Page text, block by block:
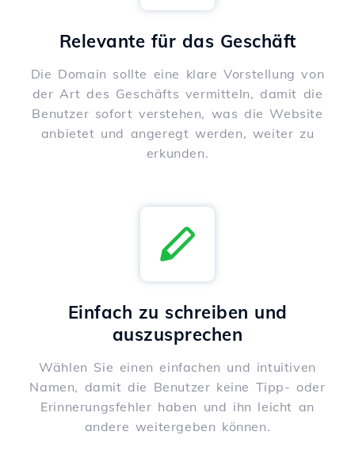
Relevante für das Geschäft
Die Domain sollte eine klare Vorstellung von
der Art des Geschäfts vermitteln, damit die
Benutzer sofort verstehen, was die Website
anbietet und angeregt werden, weiter zu
erkunden.
Einfach zu schreiben und
auszusprechen
Wählen Sie einen einfachen und intuitiven
Namen, damit die Benutzer keine Tipp- oder
Erinnerungsfehler haben und ihn leicht an
andere weitergeben können.